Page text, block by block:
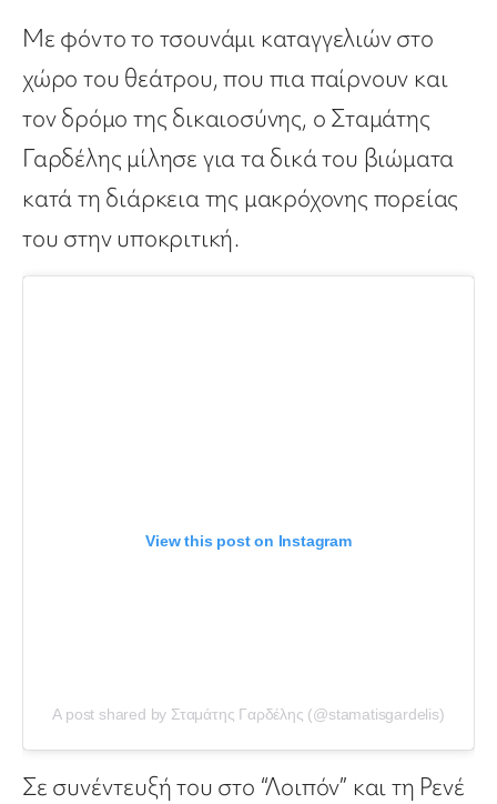
Με φόντο το τσουνάμι καταγγελιών στο
χώρο του θεάτρου, που πια παίρνουν και
τον δρόμο της δικαιοσύνης, ο Σταμάτης
Γαρδέλης μίλησε για τα δικά του βιώματα
κατά τη διάρκεια της μακρόχονης πορείας
του στην υποκριτική.
View this post on Instagram
A post shared by Σταμάτης Γαρδέλης (@stamatisgardelis)
Σε συνέντευξή του στο “Λοιπόν” και τη Ρενέ